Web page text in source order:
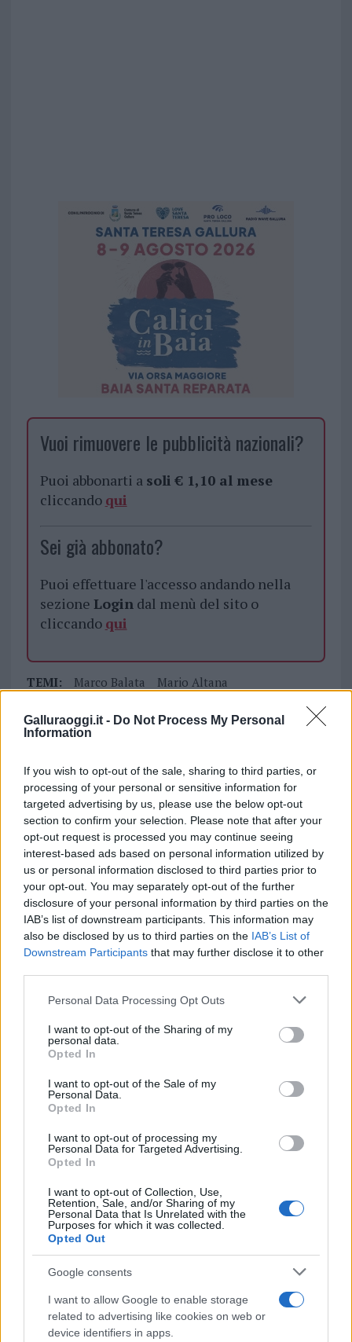
Galluraoggi.it - Do Not Process My Personal
Information
If you wish to opt-out of the sale, sharing to third parties, or
processing of your personal or sensitive information for
targeted advertising by us, please use the below opt-out
section to confirm your selection. Please note that after your
opt-out request is processed you may continue seeing
interest-based ads based on personal information utilized by
us or personal information disclosed to third parties prior to
your opt-out. You may separately opt-out of the further
disclosure of your personal information by third parties on the
IAB’s list of downstream participants. This information may
also be disclosed by us to third parties on the IAB’s List of
Downstream Participants that may further disclose it to other
Please note that this website/app uses one or more Google
not limited to your visit or usage behaviour. You may click to
grant or deny consent to Google and its third-party tags to
use your data for below specified purposes in below Google
consent section.
Personal Data Processing Opt Outs
I want to opt-out of the Sharing of my
personal data.
Opted In
I want to opt-out of the Sale of my
Personal Data.
Opted In
I want to opt-out of processing my
Personal Data for Targeted Advertising.
Opted In
I want to opt-out of Collection, Use,
Retention, Sale, and/or Sharing of my
Personal Data that Is Unrelated with the
Purposes for which it was collected.
Opted Out
Google consents
I want to allow Google to enable storage
related to advertising like cookies on web or
device identifiers in apps.
Vuoi rimuovere le pubblicità nazionali?
Puoi abbonarti a soli € 1,10 al mese
cliccando qui
Sei già abbonato?
Puoi effettuare l'accesso andando nella
sezione Logindal menù del sito o
cliccando qui
TEMI: Marco Balata Mario Altana
Inviaci le tue segnalazioni,
345 356 7512
Notizie in tempo reale?
Entra nel canale telegram di
GalluraOggi.it
daGoogle News
Condividi l'articolo
a
ce
b
o
o
k
w
it
te
r
Pi
n
re
st
h
s
A
p
S
h
re
Prossimo articolo
Le previsioni meteo per il weekend a Olbia e in
Gallura